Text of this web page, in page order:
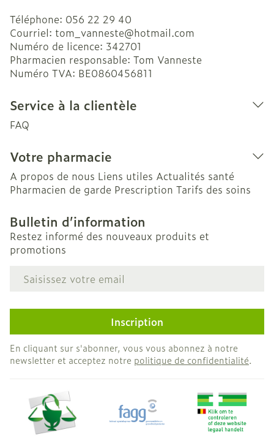
Téléphone: 056 22 29 40
Courriel: tom_vanneste@hotmail.com
Numéro de licence: 342701
Pharmacien responsable: Tom Vanneste
Numéro TVA: BE0860456811
Service à la clientèle
FAQ
Votre pharmacie
A propos de nous Liens utiles Actualités santé
Pharmacien de garde Prescription Tarifs des soins
Bulletin d’information
Restez informé des nouveaux produits et
promotions
Adresse mail
Inscription
En cliquant sur s'abonner, vous vous abonnez à notre
newsletter et acceptez notre politique de confidentialité.